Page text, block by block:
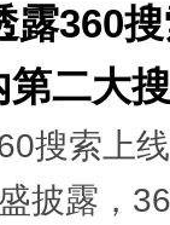
露360
二大
索上线
披露，